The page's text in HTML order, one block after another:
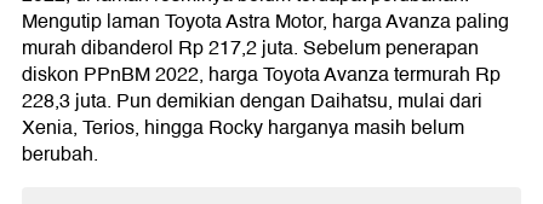
Mengutip laman Toyota Astra Motor, harga Avanza paling
murah dibanderol Rp 217,2 juta. Sebelum penerapan
diskon PPnBM 2022, harga Toyota Avanza termurah Rp
228,3 juta. Pun demikian dengan Daihatsu, mulai dari
Xenia, Terios, hingga Rocky harganya masih belum
berubah.